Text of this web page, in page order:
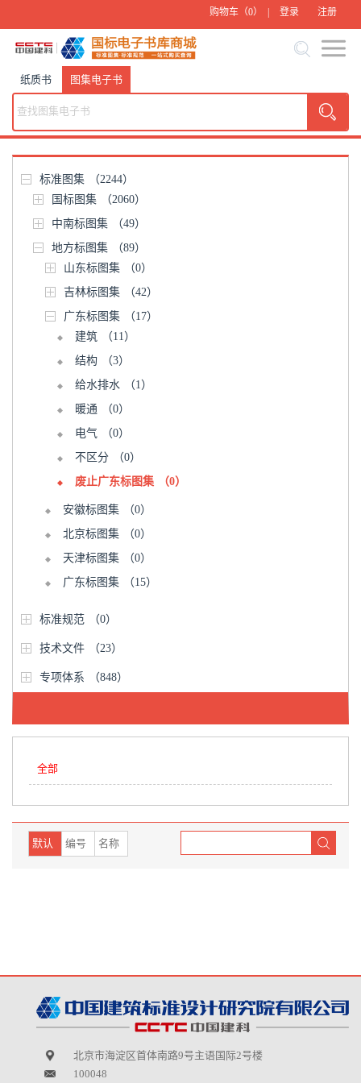
购物车（0） | 登录 注册
纸质书 图集电子书
标准图集
（2244）
国标图集
（2060）
中南标图集
（49）
地方标图集
（89）
山东标图集
（0）
吉林标图集
（42）
广东标图集
（17）
建筑
（11）
结构
（3）
给水排水
（1）
暖通
（0）
电气
（0）
不区分
（0）
废止广东标图集
（0）
安徽标图集
（0）
北京标图集
（0）
天津标图集
（0）
广东标图集
（15）
标准规范 （0）
技术文件 （23）
专项体系 （848）
全部
默认 编号 名称
北京市海淀区首体南路9号主语国际2号楼
100048